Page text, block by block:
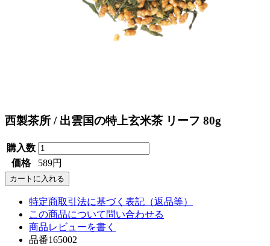
西製茶所 / 出雲国の特上玄米茶 リーフ 80g
購入数
価格
589円
特定商取引法に基づく表記（返品等）
この商品について問い合わせる
商品レビューを書く
品番165002